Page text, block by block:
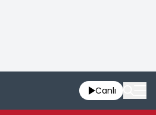
Canlı